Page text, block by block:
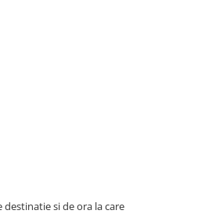
si de ora la care